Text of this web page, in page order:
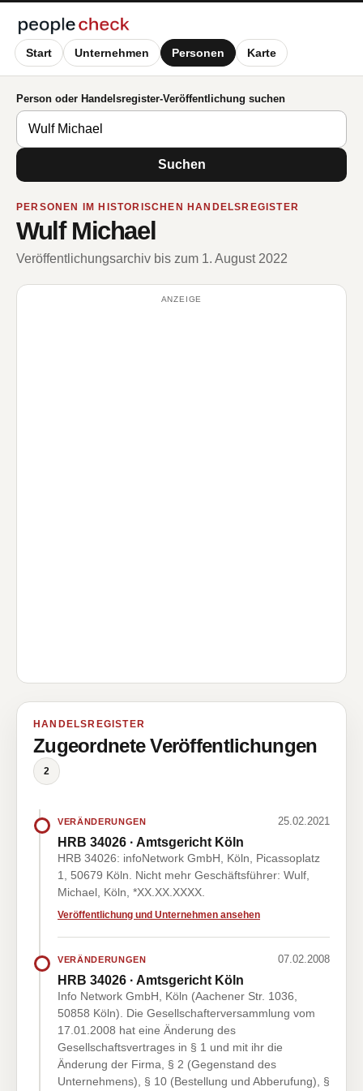
Start Unternehmen Personen Karte
Person oder Handelsregister-Veröffentlichung suchen
Suchen
PERSONEN IM HISTORISCHEN HANDELSREGISTER
Wulf Michael
Veröffentlichungsarchiv bis zum 1. August 2022
ANZEIGE
HANDELSREGISTER
Zugeordnete Veröffentlichungen
2
VERÄNDERUNGEN 25.02.2021
HRB 34026 · Amtsgericht Köln
HRB 34026: infoNetwork GmbH, Köln, Picassoplatz
1, 50679 Köln. Nicht mehr Geschäftsführer: Wulf,
Michael, Köln, *XX.XX.XXXX.
Veröffentlichung und Unternehmen ansehen
VERÄNDERUNGEN 07.02.2008
HRB 34026 · Amtsgericht Köln
Info Network GmbH, Köln (Aachener Str. 1036,
50858 Köln). Die Gesellschafterversammlung vom
17.01.2008 hat eine Änderung des
Gesellschaftsvertrages in § 1 und mit ihr die
Änderung der Firma, § 2 (Gegenstand des
Unternehmens), § 10 (Bestellung und Abberufung), §